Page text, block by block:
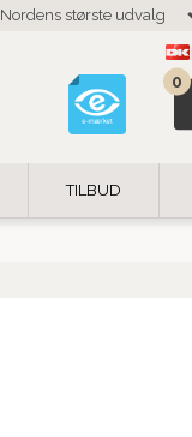
Nordens største udvalg
0
TILBUD